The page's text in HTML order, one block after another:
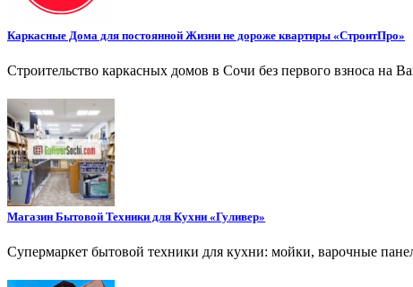
Каркасные Дома для постоянной Жизни не дороже квартиры «СтроитПро»
Строительство каркасных домов в Сочи без первого взноса на
Магазин Бытовой Техники для Кухни «Гуливер»
Супермаркет бытовой техники для кухни: мойки, варочные